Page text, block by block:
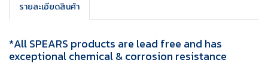
รายละเอียดสินค้า
*All SPEARS products are lead free and has
exceptional chemical & corrosion resistance